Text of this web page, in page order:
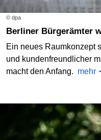
© dpa
Berliner Bürgerämter
Ein neues Raumkonzept
und kundenfreundlicher
macht den Anfang. mehr